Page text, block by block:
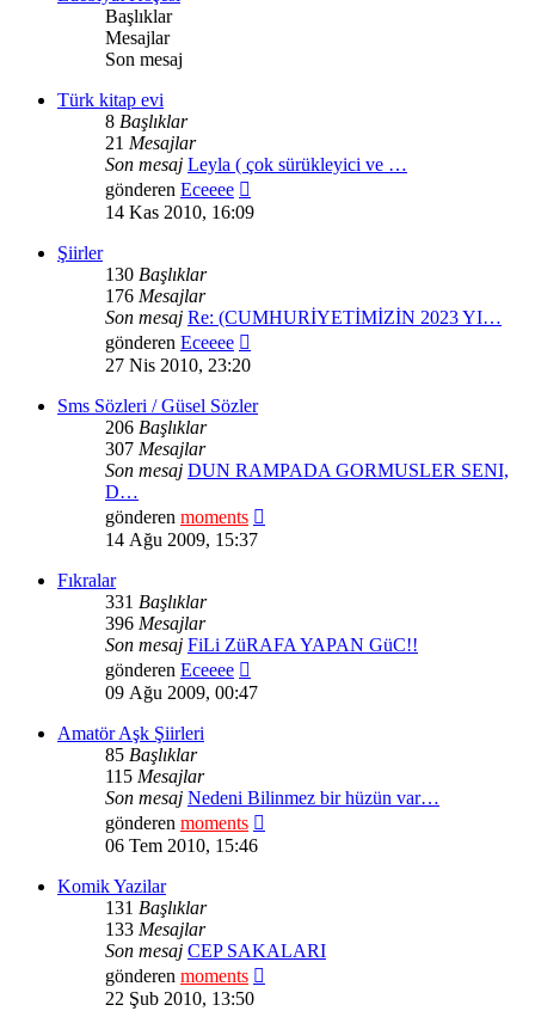
Başlıklar
Mesajlar
Son mesaj
Türk kitap evi
8 Başlıklar
21 Mesajlar
Son mesaj Leyla ( çok sürükleyici ve …
gönderen Eceeee
mesajı
14 Kas 2010, 16:09
Şiirler
130 Başlıklar
176 Mesajlar
Son mesaj Re: (CUMHURİYETİMİZİN 2023 YI…
gönderen Eceeee
mesajı
27 Nis 2010, 23:20
Sms Sözleri / Güsel Sözler
206 Başlıklar
307 Mesajlar
Son mesaj DUN RAMPADA GORMUSLER SENI,
D…
gönderen moments
14 Ağu 2009, 15:37
Fıkralar
331 Başlıklar
396 Mesajlar
Son mesaj FiLi ZüRAFA YAPAN GüC!!
gönderen Eceeee
mesajı
09 Ağu 2009, 00:47
Amatör Aşk Şiirleri
85 Başlıklar
115 Mesajlar
Son mesaj Nedeni Bilinmez bir hüzün var…
gönderen moments
06 Tem 2010, 15:46
Komik Yazilar
131 Başlıklar
133 Mesajlar
Son mesaj CEP SAKALARI
gönderen moments
22 Şub 2010, 13:50